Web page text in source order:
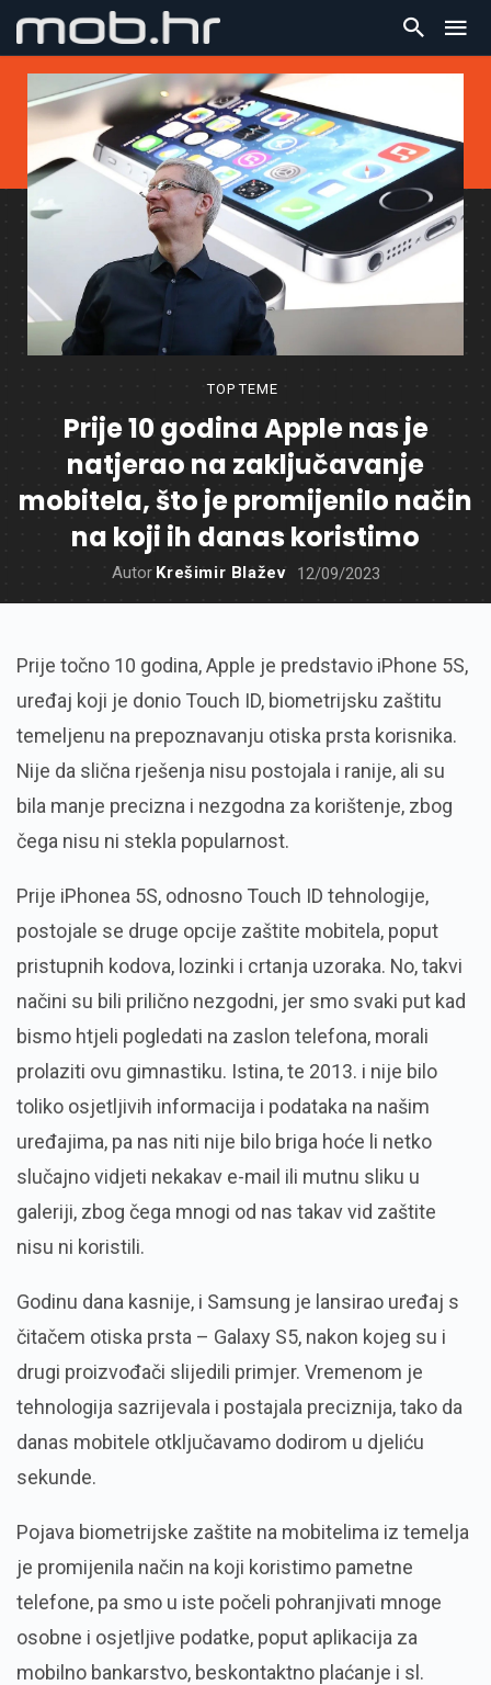
TOP TEME
Prije 10 godina Apple nas je
natjerao na zaključavanje
mobitela, što je promijenilo način
na koji ih danas koristimo
Autor Krešimir Blažev 12/09/2023
Prije točno 10 godina, Apple je predstavio iPhone 5S,
uređaj koji je donio Touch ID, biometrijsku zaštitu
temeljenu na prepoznavanju otiska prsta korisnika.
Nije da slična rješenja nisu postojala i ranije, ali su
bila manje precizna i nezgodna za korištenje, zbog
čega nisu ni stekla popularnost.
Prije iPhonea 5S, odnosno Touch ID tehnologije,
postojale se druge opcije zaštite mobitela, poput
pristupnih kodova, lozinki i crtanja uzoraka. No, takvi
načini su bili prilično nezgodni, jer smo svaki put kad
bismo htjeli pogledati na zaslon telefona, morali
prolaziti ovu gimnastiku. Istina, te 2013. i nije bilo
toliko osjetljivih informacija i podataka na našim
uređajima, pa nas niti nije bilo briga hoće li netko
slučajno vidjeti nekakav e-mail ili mutnu sliku u
galeriji, zbog čega mnogi od nas takav vid zaštite
nisu ni koristili.
Godinu dana kasnije, i Samsung je lansirao uređaj s
čitačem otiska prsta – Galaxy S5, nakon kojeg su i
drugi proizvođači slijedili primjer. Vremenom je
tehnologija sazrijevala i postajala preciznija, tako da
danas mobitele otključavamo dodirom u djeliću
sekunde.
Pojava biometrijske zaštite na mobitelima iz temelja
je promijenila način na koji koristimo pametne
telefone, pa smo u iste počeli pohranjivati mnoge
osobne i osjetljive podatke, poput aplikacija za
mobilno bankarstvo, beskontaktno plaćanje i sl.